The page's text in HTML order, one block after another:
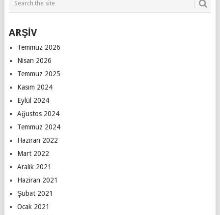
ARŞİV
Temmuz 2026
Nisan 2026
Temmuz 2025
Kasım 2024
Eylül 2024
Ağustos 2024
Temmuz 2024
Haziran 2022
Mart 2022
Aralık 2021
Haziran 2021
Şubat 2021
Ocak 2021